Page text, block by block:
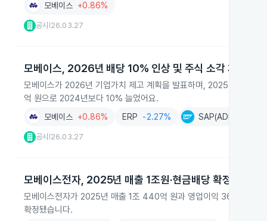
모베이스 +0.86%
공시 26.03.27
모베이스, 2026년 배당 10% 인상 및 주식 소각 계획 발
모베이스가 2026년 기업가치 제고 계획을 발표하며, 2025년 주당
억 원으로 2024년보다 10% 늘었어요.
모베이스 +0.86% ERP -2.27% SAP(ADR)
공시 26.03.27
모베이스전자, 2025년 매출 1조원·현금배당 확정
모베이스전자가 2025년 매출 1조 440억 원과 영업이익 367억 원을
확정됐습니다.